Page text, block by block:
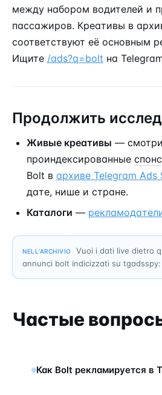
между набором водителей и
пассажиров. Креативы в
соответствуют её основным
Ищите /ads?q=bolt на
Продолжить
Живые креативы —
проиндексированные
Bolt в архиве Telegram Ads
дате, нише и стране.
Каталоги —
NELL’ARCHIVIO
Vuoi i dati live dietro
annunci bolt indicizzati su tgadsspy:
Частые
Как Bolt рекламируется в